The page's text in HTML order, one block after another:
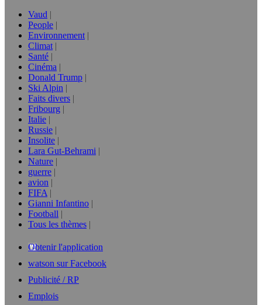
Vaud
People
Environnement
Climat
Santé
Cinéma
Donald Trump
Ski Alpin
Faits divers
Fribourg
Italie
Russie
Insolite
Lara Gut-Behrami
Nature
guerre
avion
FIFA
Gianni Infantino
Football
Tous les thèmes
Obtenir l'application
watson sur Facebook
Publicité / RP
Emplois